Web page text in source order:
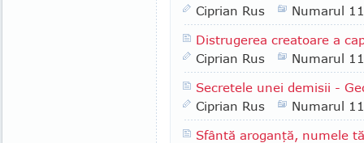
Ciprian Rus
Numarul
Distrugerea creatoare a
Ciprian Rus
Numarul
Secretele unei demisii -
Ciprian Rus
Numarul
Sfântă aroganţă, numele